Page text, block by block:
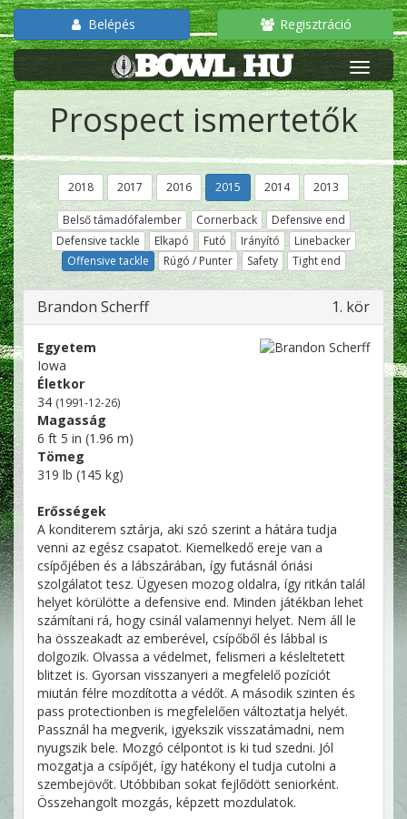
Belépés Regisztráció
Prospect ismertetők
2018 2017 2016 2015 2014 2013
Belső támadófalember Cornerback
Defensive end
Defensive tackle
Elkapó Futó Irányító
Linebacker
Offensive tackle
Rúgó / Punter Safety Tight end
Brandon Scherff 1. kör
Egyetem
Iowa
Életkor
34 (1991-12-26)
Magasság
6 ft 5 in (1.96 m)
Tömeg
319 lb (145 kg)
Erősségek
A konditerem sztárja, aki szó szerint a hátára tudja
venni az egész csapatot. Kiemelkedő ereje van a
csípőjében és a lábszárában, így futásnál óriási
szolgálatot tesz. Ügyesen mozog oldalra, így ritkán talál
helyet körülötte a defensive end. Minden játékban lehet
számítani rá, hogy csinál valamennyi helyet. Nem áll le
ha összeakadt az emberével, csípőből és lábbal is
dolgozik. Olvassa a védelmet, felismeri a késleltetett
blitzet is. Gyorsan visszanyeri a megfelelő pozíciót
miután félre mozdította a védőt. A második szinten és
pass protectionben is megfelelően változtatja helyét.
Passznál ha megverik, igyekszik visszatámadni, nem
nyugszik bele. Mozgó célpontot is ki tud szedni. Jól
mozgatja a csípőjét, így hatékony el tudja cutolni a
szembejövőt. Utóbbiban sokat fejlődött seniorként.
Összehangolt mozgás, képzett mozdulatok.